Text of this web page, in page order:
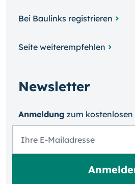
Bei Baulinks registrieren
Seite weiterempfehlen
Newsletter
Anmeldung zum kosten­losen